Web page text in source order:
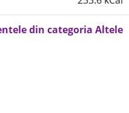
din categoria Altele